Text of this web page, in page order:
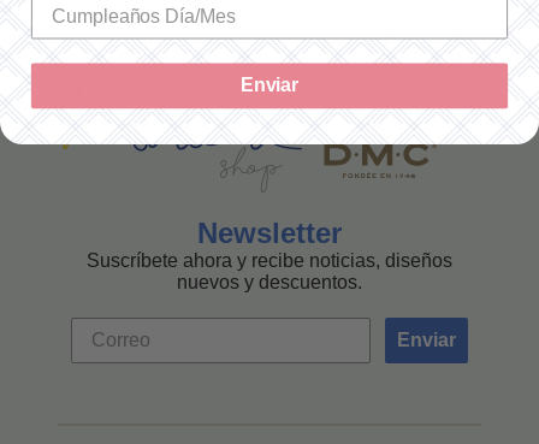
Newsletter
Suscríbete ahora y recibe noticias, diseños
nuevos y descuentos.
Enviar
Enviar